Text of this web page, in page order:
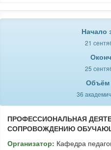
Начало
21
25
Объём
36
ПРОФЕССИОНАЛЬНАЯ
СОПРОВОЖДЕНИЮ
Организатор: Кафедра